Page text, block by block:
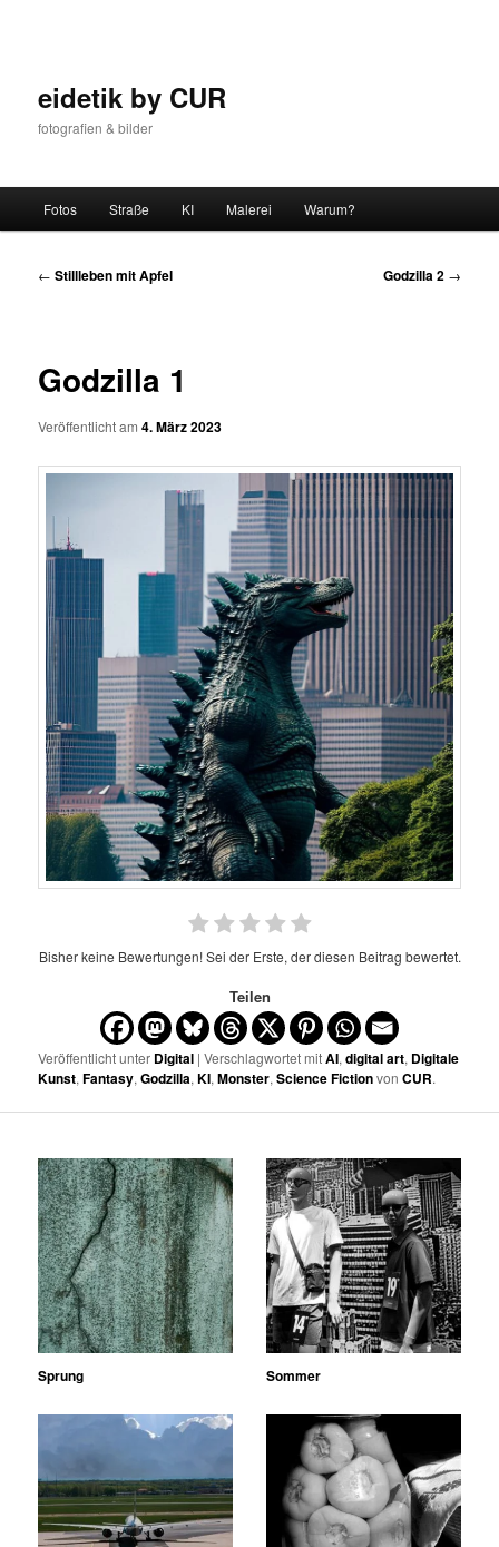
eidetik by CUR
fotografien & bilder
Fotos Straße KI Malerei Warum?
Beitrags-
← Stillleben mit Apfel Godzilla 2 →
Godzilla 1
Veröffentlicht am4. März 2023
Bisher keine Bewertungen! Sei der Erste, der diesen Beitrag bewertet.
Teilen
Veröffentlicht unter Digital | Verschlagwortet mitAI,digital art, Digitale
Kunst,Fantasy,Godzilla,KI,Monster,Science FictionvonCUR.
Sprung Sommer